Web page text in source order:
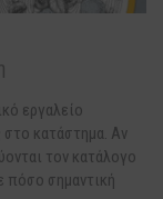
εργαλείο
κατάστημα. Αν
τον κατάλογο
πόσο σημαντική